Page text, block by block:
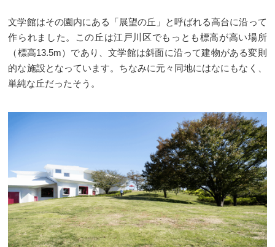
文学館はその園内にある「展望の丘」と呼ばれる高台に沿って
作られました。この丘は江戸川区でもっとも標高が高い場所
（標高13.5m）であり、文学館は斜面に沿って建物がある変則
的な施設となっています。ちなみに元々同地にはなにもなく、
単純な丘だったそう。